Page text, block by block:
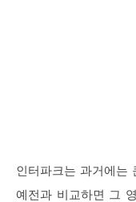
인터파크는 과거에는
예전과 비교하면 그